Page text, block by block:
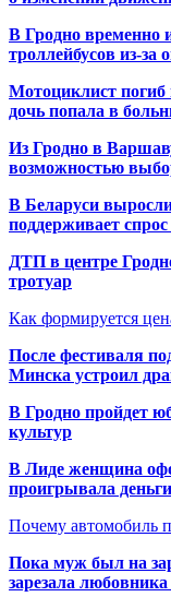
В Гродно временно
троллейбусов из-за
Мотоциклист погиб
дочь попала в
Из Гродно в
возможностью
В Беларуси
поддерживает
ДТП в центре
тротуар
Как формируется
После фестиваля
Минска устроил
В Гродно пройдет
культур
В Лиде женщина
проигрывала
Почему автомобиль
Пока муж был на
зарезала любовника